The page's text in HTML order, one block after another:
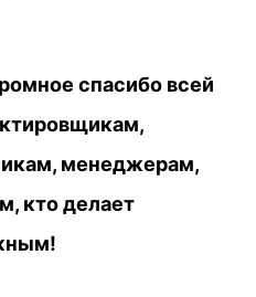
спасибо всей
менеджерам,
кто делает